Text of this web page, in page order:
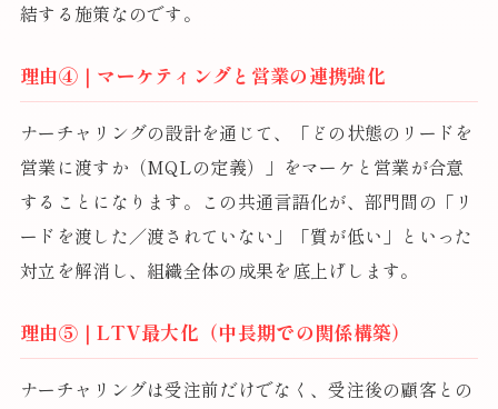
結する施策なのです。
理由④｜マーケティングと営業の連携強化
ナーチャリングの設計を通じて、「どの状態のリードを
営業に渡すか（MQLの定義）」をマーケと営業が合意
することになります。この共通言語化が、部門間の「リ
ードを渡した／渡されていない」「質が低い」といった
対立を解消し、組織全体の成果を底上げします。
理由⑤｜LTV最大化（中長期での関係構築）
ナーチャリングは受注前だけでなく、受注後の顧客との